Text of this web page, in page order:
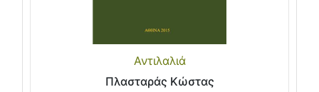
Αντιλαλιά
Πλασταράς Κώστας